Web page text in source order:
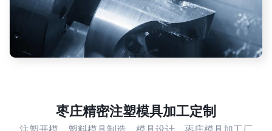
枣庄精密注塑模具加工定制